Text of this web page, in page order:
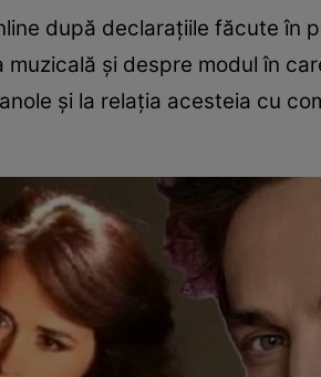
după declarațiile făcute în
muzicală și despre modul în
și la relația acesteia cu